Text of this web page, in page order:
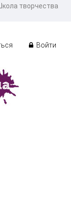
творчества
Войти